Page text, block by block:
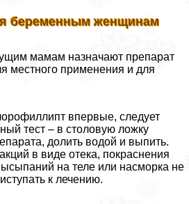
беременным женщинам
мамам назначают препарат
местного применения и для
впервые, следует
тест – в столовую ложку
долить водой и выпить.
в виде отека, покраснения
на теле или насморка не
к лечению.